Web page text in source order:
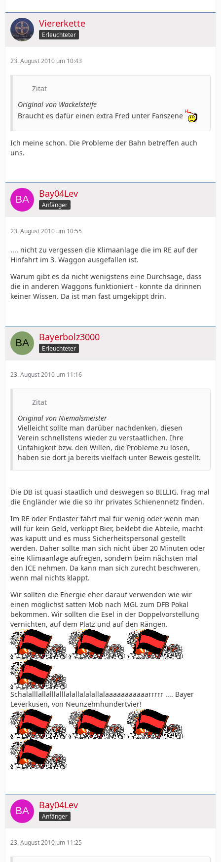
Viererkette
Erleuchteter
23. August 2010 um 10:43
Zitat
Original von Wackelsteife
Braucht es dafür einen extra Fred unter Fanszene
Ich meine schon. Die Probleme der Bahn betreffen auch
uns.
Bay04Lev
Anfänger
23. August 2010 um 10:55
.... nicht zu vergessen die Klimaanlage die im RE auf der
Hinfahrt im 3. Waggon ausgefallen ist.
Warum gibt es da nicht wenigstens eine Durchsage, dass
die in anderen Waggons funktioniert - konnte da drinnen
keiner Wissen. Da ist man fast umgekippt drin.
Bayerbolz3000
Erleuchteter
23. August 2010 um 11:16
Zitat
Original von Niemalsmeister
Vielleicht sollte man darüber nachdenken, diesen
Verein schnellstens wieder zu verstaatlichen. Ihre
Unfähigkeit bzw. den Willen, die Probleme zu lösen,
haben sie dort ja bereits vielfach unter Beweis gestellt.
Die DB ist quasi staatlich und deswegen so BILLIG. Frag mal
die Engländer wie die so ihr privates Schienennetz finden.
Im RE oder Entlaster fährt mal für wenig oder wenn man
will für kein Geld, verkippt Bier, beklebt die Abteile, macht
was kaputt und es muss Sicherheitspersonal gestellt
werden. Daher sollte man sich nicht über 20 Minuten oder
eine Klimaanlage aufregen, sondern beim nächsten mal
den ICE nehmen. Da kann man sich zurecht beschweren,
wenn mal nichts klappt.
Wir sollten die Energie eher darauf verwenden wie wir
einen möglichst satten Mob nach MGL zum DFB Pokal
bekommen. Wir sollten die Esel in der Doppelvorstellung
vernichten, auf dem Platz und auf den Rängen.
Schalalllallalllalllalallalalallalaaaaaaaaaaarrrrr .... Bayer
Leverkusen, von Neunzehnhundertvier!
Bay04Lev
Anfänger
23. August 2010 um 11:25